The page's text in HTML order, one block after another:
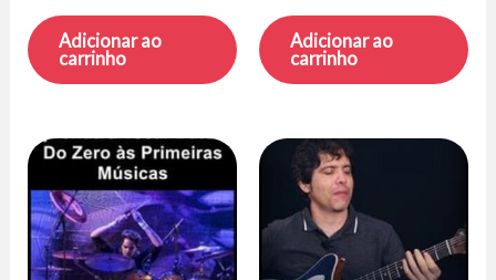
Adicionar ao
carrinho
Adicionar ao
carrinho